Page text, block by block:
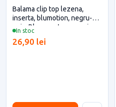
In stoc
Balama clip top lezena,
inserta, blumotion, negru-
onix, Blum pentru casa si
26,90 lei